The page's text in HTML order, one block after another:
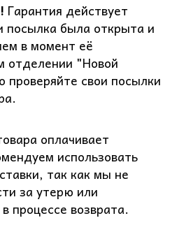
Гарантия действует
посылка была открыта и
в момент её
отделении "Новой
свои посылки
оплачивает
использовать
так как мы не
за утерю или
процессе возврата.